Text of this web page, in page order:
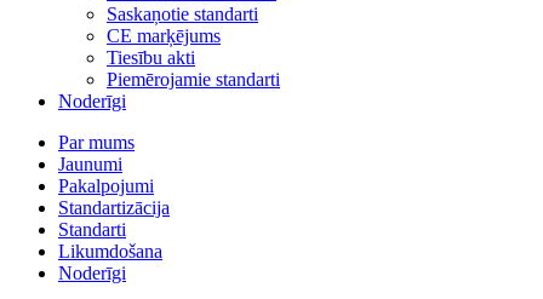
Saskaņotie standarti
CE marķējums
Tiesību akti
Piemērojamie standarti
Noderīgi
Par mums
Jaunumi
Pakalpojumi
Standartizācija
Standarti
Likumdošana
Noderīgi